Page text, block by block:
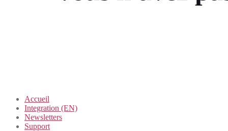
Accueil
Integration (EN)
Newsletters
Support